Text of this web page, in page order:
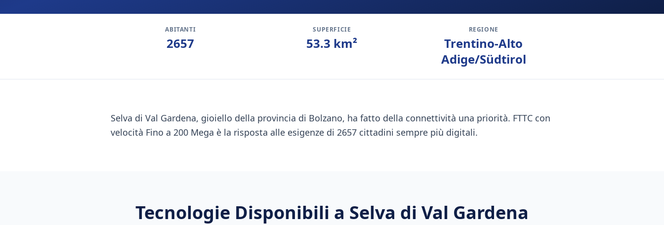
ABITANTI
2657
SUPERFICIE
53.3 km²
REGIONE
Trentino-Alto
Adige/Südtirol
Selva di Val Gardena, gioiello della provincia di Bolzano, ha fatto della connettività una priorità. FTTC con
velocità Fino a 200 Mega è la risposta alle esigenze di 2657 cittadini sempre più digitali.
Tecnologie Disponibili a Selva di Val Gardena